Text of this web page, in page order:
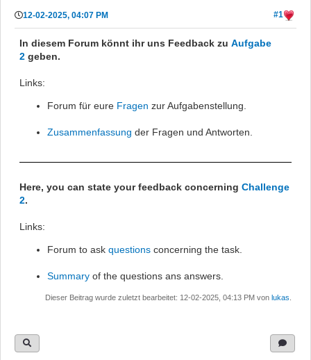
12-02-2025, 04:07 PM #1
In diesem Forum könnt ihr uns Feedback zu Aufgabe
2 geben.
Links:
Forum für eure Fragen zur Aufgabenstellung.
Zusammenfassung der Fragen und Antworten.
Here, you can state your feedback concerning Challenge
2.
Links:
Forum to ask questions concerning the task.
Summary of the questions ans answers.
Dieser Beitrag wurde zuletzt bearbeitet: 12-02-2025, 04:13 PM von lukas